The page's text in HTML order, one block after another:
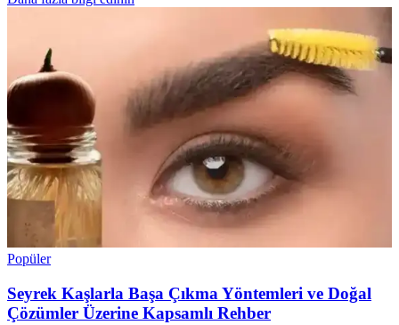
Popüler
Seyrek Kaşlarla Başa Çıkma Yöntemleri ve Doğal
Çözümler Üzerine Kapsamlı Rehber